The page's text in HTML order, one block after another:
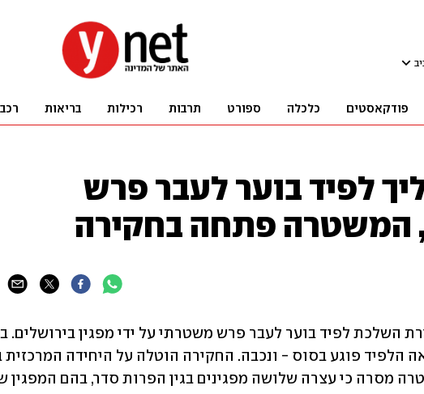
פודקאסטים כלכלה ספורט תרבות רכילות בריאות רכב
לפיד בוער לעבר פרש
המשטרה פתחה בחקירה